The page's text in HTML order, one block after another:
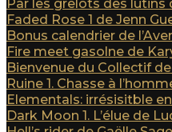
Par les grelots des lutins
Faded Rose 1 de Jenn
Bonus calendrier de
Fire meet gasolne de
Bienvenue du Collectif de
Ruine 1. Chasse à
Elementals: irrésisitble
Dark Moon 1. L’élue de